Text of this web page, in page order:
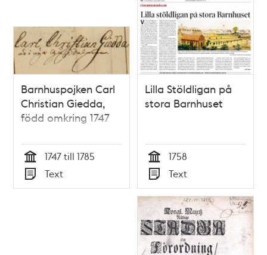
Barnhuspojken Carl
Christian Giedda,
född omkring 1747
Tid
1747 till 1785
Typ
Text
Lilla Stöldligan på
stora Barnhuset
Tid
1758
Typ
Text